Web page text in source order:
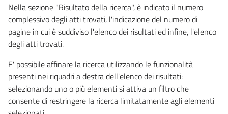
Nella sezione "Risultato della ricerca", è indicato il numero
complessivo degli atti trovati, l'indicazione del numero di
pagine in cui è suddiviso l'elenco dei risultati ed infine, l'elenco
degli atti trovati.
E' possibile affinare la ricerca utilizzando le funzionalità
presenti nei riquadri a destra dell'elenco dei risultati:
selezionando uno o più elementi si attiva un filtro che
consente di restringere la ricerca limitatamente agli elementi